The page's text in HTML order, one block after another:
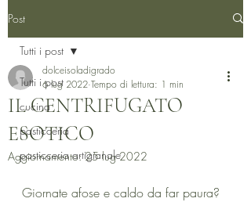
Post
Tutti i post
cucina
pasticceria
pasticceria artigianale
Tutti i post
IL CENTRIFUGATO
ESOTICO
dolceisoladigrado
6 lug 2022 Tempo di lettura: 1 min
Aggiornamento:25 lug 2022
Giornate afose e caldo da far paura?